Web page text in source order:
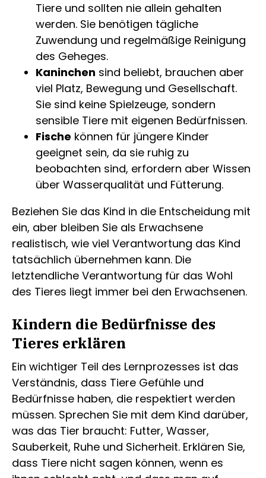
Tiere und sollten nie allein gehalten
werden. Sie benötigen tägliche
Zuwendung und regelmäßige Reinigung
des Geheges.
Kaninchen sind beliebt, brauchen aber
viel Platz, Bewegung und Gesellschaft.
Sie sind keine Spielzeuge, sondern
sensible Tiere mit eigenen Bedürfnissen.
Fische können für jüngere Kinder
geeignet sein, da sie ruhig zu
beobachten sind, erfordern aber Wissen
über Wasserqualität und Fütterung.
Beziehen Sie das Kind in die Entscheidung mit
ein, aber bleiben Sie als Erwachsene
realistisch, wie viel Verantwortung das Kind
tatsächlich übernehmen kann. Die
letztendliche Verantwortung für das Wohl
des Tieres liegt immer bei den Erwachsenen.
Kindern die Bedürfnisse des
Tieres erklären
Ein wichtiger Teil des Lernprozesses ist das
Verständnis, dass Tiere Gefühle und
Bedürfnisse haben, die respektiert werden
müssen. Sprechen Sie mit dem Kind darüber,
was das Tier braucht: Futter, Wasser,
Sauberkeit, Ruhe und Sicherheit. Erklären Sie,
dass Tiere nicht sagen können, wenn es